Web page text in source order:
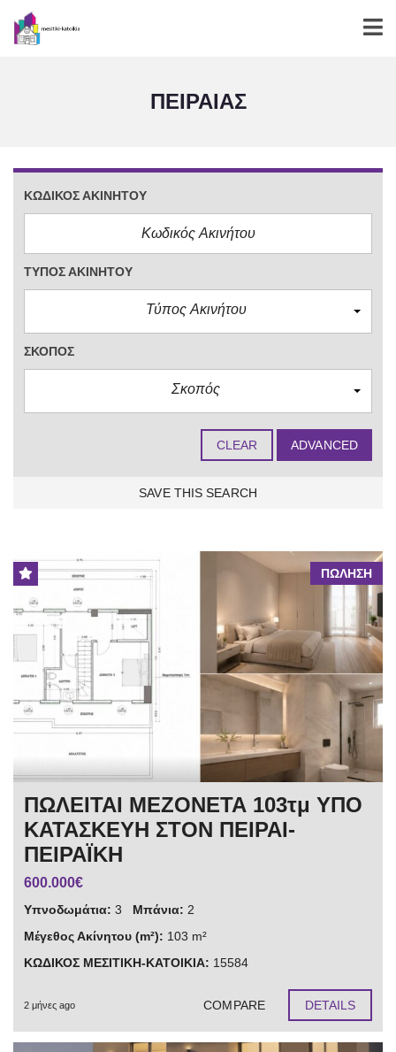
ΠΕΙΡΑΙΑΣ
ΚΩΔΙΚΌΣ ΑΚΙΝΉΤΟΥ
ΤΎΠΟΣ ΑΚΙΝΉΤΟΥ
Τύπος Ακινήτου
ΣΚΟΠΌΣ
Σκοπός
CLEAR ADVANCED
SAVE THIS SEARCH
ΠΩΛΗΣΗ
ΠΩΛΕΙΤΑΙ ΜΕΖΟΝΕΤΑ 103τμ ΥΠΟ
ΚΑΤΑΣΚΕΥΗ ΣΤΟΝ ΠΕΙΡΑΙ-
ΠΕΙΡΑΪΚΗ
600.000€
Υπνοδωμάτια: 3 Μπάνια: 2
Μέγεθος Ακίνητου (m²): 103 m²
ΚΩΔΙΚΟΣ ΜΕΣΙΤΙΚΗ-ΚΑΤΟΙΚΙΑ: 15584
2 μήνες ago COMPARE DETAILS